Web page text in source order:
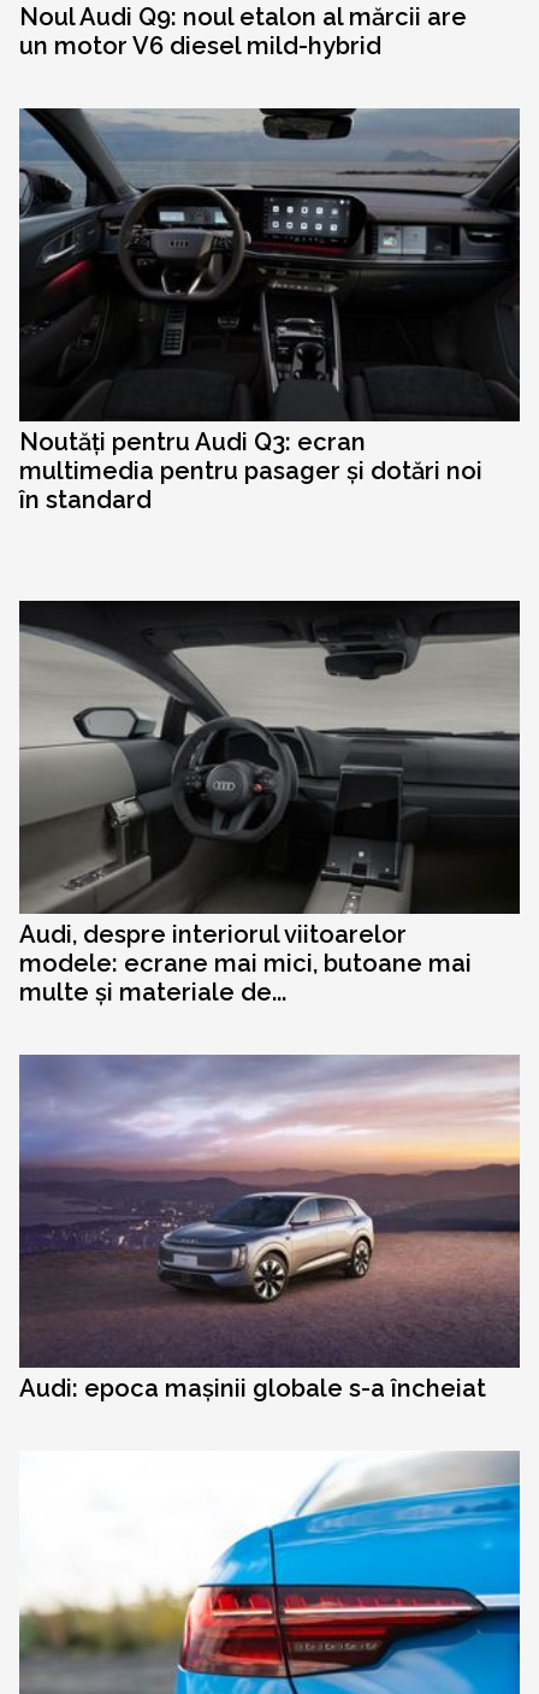
Noul Audi Q9: noul etalon al mărcii are
un motor V6 diesel mild-hybrid
Noutăți pentru Audi Q3: ecran
multimedia pentru pasager și dotări noi
în standard
Audi, despre interiorul viitoarelor
modele: ecrane mai mici, butoane mai
multe și materiale de...
Audi: epoca mașinii globale s-a încheiat